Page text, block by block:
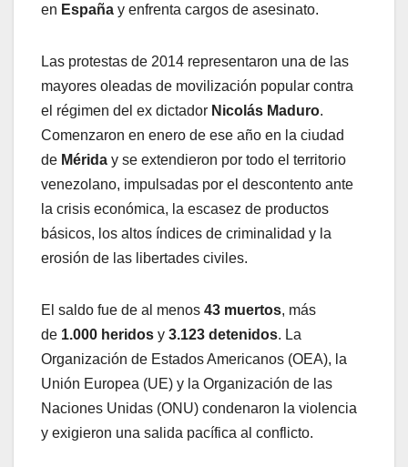
en España y enfrenta cargos de asesinato.
Las protestas de 2014 representaron una de las
mayores oleadas de movilización popular contra
el régimen del ex dictador Nicolás Maduro.
Comenzaron en enero de ese año en la ciudad
de Mérida y se extendieron por todo el territorio
venezolano, impulsadas por el descontento ante
la crisis económica, la escasez de productos
básicos, los altos índices de criminalidad y la
erosión de las libertades civiles.
El saldo fue de al menos 43 muertos, más
de 1.000 heridos y 3.123 detenidos. La
Organización de Estados Americanos (OEA), la
Unión Europea (UE) y la Organización de las
Naciones Unidas (ONU) condenaron la violencia
y exigieron una salida pacífica al conflicto.